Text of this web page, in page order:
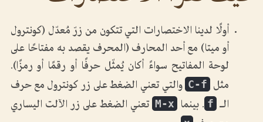
أولًا لدينا الاختصارات التي تتكون من زرّ مُعدّل (كونترول
أو ميتا) مع أحد المحارف (المحرف يقصد به مفتاحًا على
لوحة المفاتيح سواءً أكان يُمثّل حرفًا أو رقمًا أو رمزًا).
مثل C-f والتي تعني الضغط على زر كونترول مع حرف
الـ f . بينما M-x تعني الضغط على زر الآلت اليساري